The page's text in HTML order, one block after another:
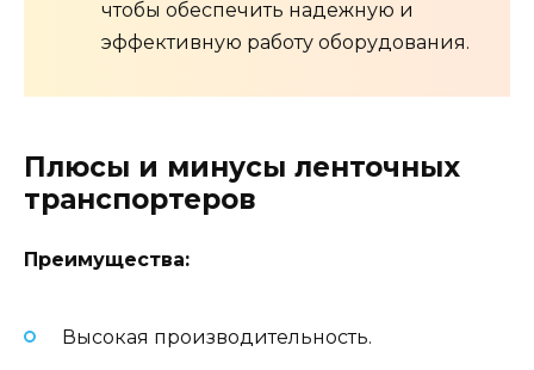
чтобы обеспечить надежную и
эффективную работу оборудования.
Плюсы и минусы ленточных
транспортеров
Преимущества:
Высокая производительность.